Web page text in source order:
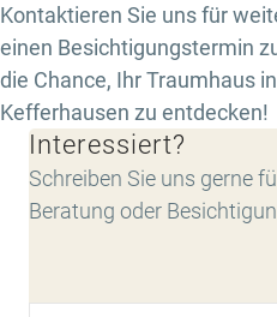
Kontaktieren Sie uns für
einen Besichtigungstermin
die Chance, Ihr Traumhaus
Kefferhausen zu entdecken!
Interessiert?
Schreiben Sie uns gerne
Beratung oder